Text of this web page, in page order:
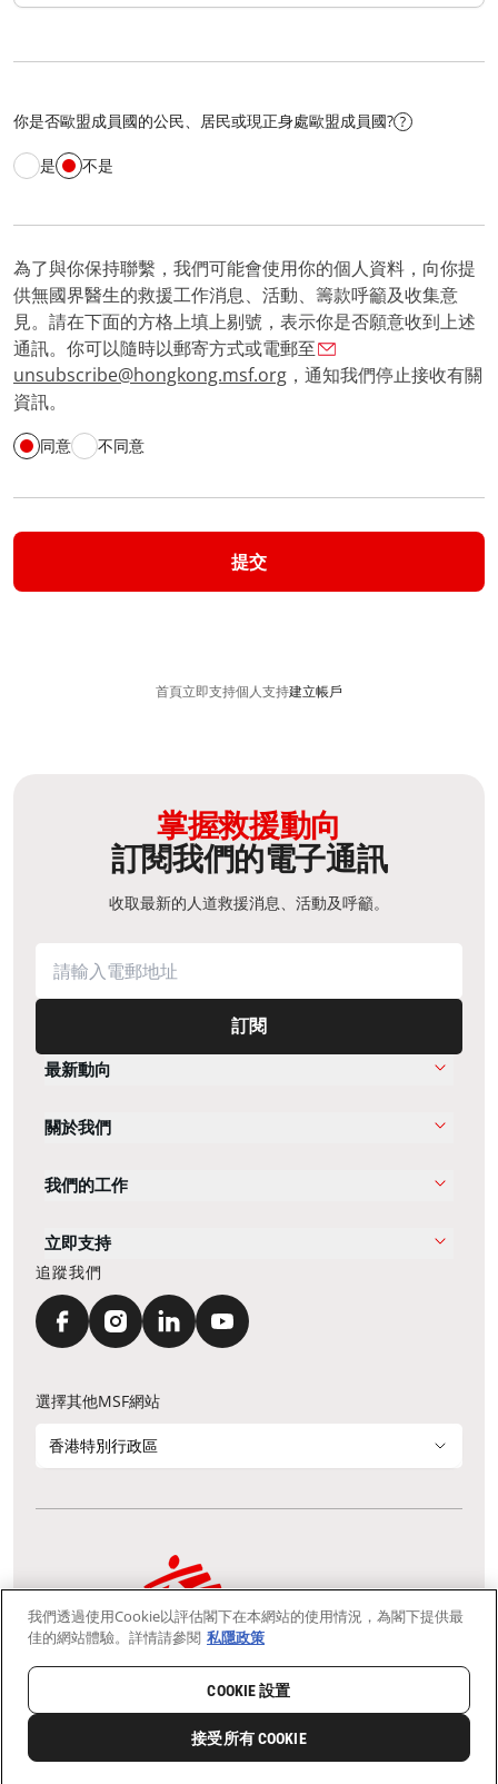
你是否歐盟成員國的公民、居民或現正身處歐盟成員國?
是 不是
為了與你保持聯繫，我們可能會使用你的個人資料，向你提
供無國界醫生的救援工作消息、活動、籌款呼籲及收集意
見。請在下面的方格上填上剔號，表示你是否願意收到上述
通訊。你可以隨時以郵寄方式或電郵至
unsubscribe@hongkong.msf.org ，通知我們停止接收有關
資訊。
同意 不同意
提交
首頁立即支持個人支持​建立帳戶
掌握救援動向
訂閱我們的電子通訊
收取最新的人道救援消息、活動及呼籲。
訂閱
最新動向
關於我們
我們的工作
立即支持
追蹤我們
選擇其他MSF網站
香港特別行政區
通訊資料更新 鳴謝 私隱聲明
我們採用安全通訊端層 (Secure Socket Layer, SSL) 協定，有助保障敏感
資料在你的瀏覽器和我們伺服器之間的網上傳輸維持保密性。
慈善團體免稅檔案號碼：91/4075
Copyright © Médecins Sans Frontières Hong Kong. All rights
reserved.
我們透過使用Cookie以評估閣下在本網站的使用情況，為閣下提供最
佳的網站體驗。詳情請參閱 私隱政策
COOKIE 設置
接受所有 COOKIE